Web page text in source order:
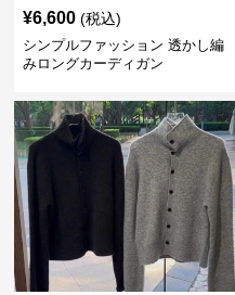
¥6,600 (税込)
シンプルファッション 透かし編
みロングカーディガン